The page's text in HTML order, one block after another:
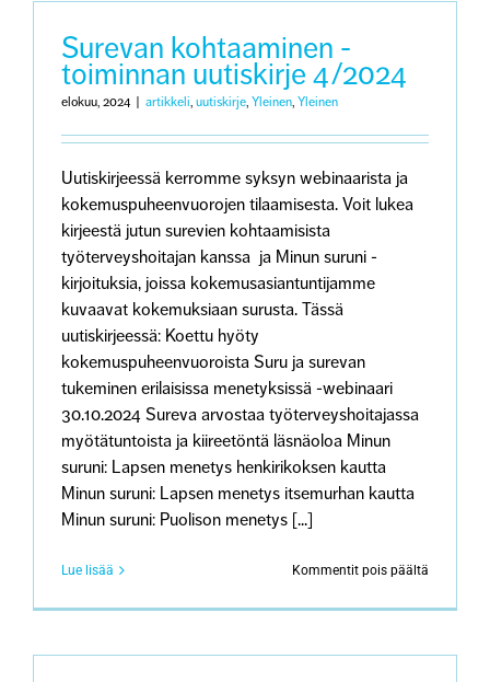
Surevan kohtaaminen -
toiminnan uutiskirje 4/2024
elokuu, 2024 artikkeli, uutiskirje, Yleinen, Yleinen
Uutiskirjeessä kerromme syksyn webinaarista ja
kokemuspuheenvuorojen tilaamisesta. Voit lukea
kirjeestä jutun surevien kohtaamisista
työterveyshoitajan kanssa ja Minun suruni -
kirjoituksia, joissa kokemusasiantuntijamme
kuvaavat kokemuksiaan surusta. Tässä
uutiskirjeessä: Koettu hyöty
kokemuspuheenvuoroista Suru ja surevan
tukeminen erilaisissa menetyksissä -webinaari
30.10.2024 Sureva arvostaa työterveyshoitajassa
myötätuntoista ja kiireetöntä läsnäoloa Minun
suruni: Lapsen menetys henkirikoksen kautta
Minun suruni: Lapsen menetys itsemurhan kautta
Minun suruni: Puolison menetys [...]
Lue lisää Kommentit pois päältä